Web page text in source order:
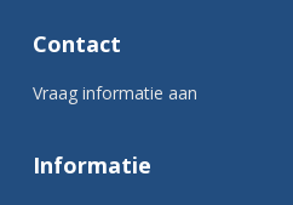
Contact
Vraag informatie aan
Informatie